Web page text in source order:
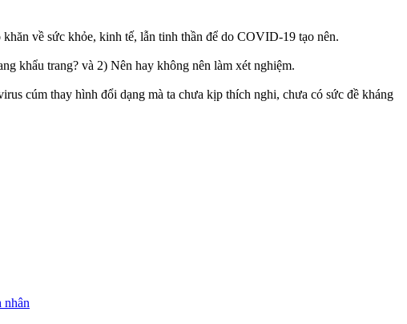
về sức khỏe, kinh tế, lẫn tinh thần để do COVID-19 tạo nên.
khẩu trang? và 2) Nên hay không nên làm xét nghiệm.
cúm thay hình đổi dạng mà ta chưa kịp thích nghi, chưa có sức đề kháng
nhân